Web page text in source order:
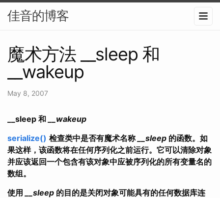
佳音的博客
魔术方法 __sleep 和
__wakeup
May 8, 2007
__sleep 和
__wakeup
serialize() 检查类中是否有魔术名称 __sleep 的函数。如
果这样，该函数将在任何序列化之前运行。它可以清除对象
并应该返回一个包含有该对象中应被序列化的所有变量名的
数组。
使用
__sleep 的目的是关闭对象可能具有的任何数据库连